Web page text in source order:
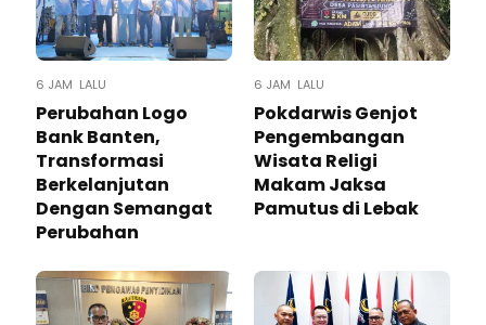
6 JAM LALU
Perubahan Logo
Bank Banten,
Transformasi
Berkelanjutan
Dengan Semangat
Perubahan
6 JAM LALU
Pokdarwis Genjot
Pengembangan
Wisata Religi
Makam Jaksa
Pamutus di Lebak